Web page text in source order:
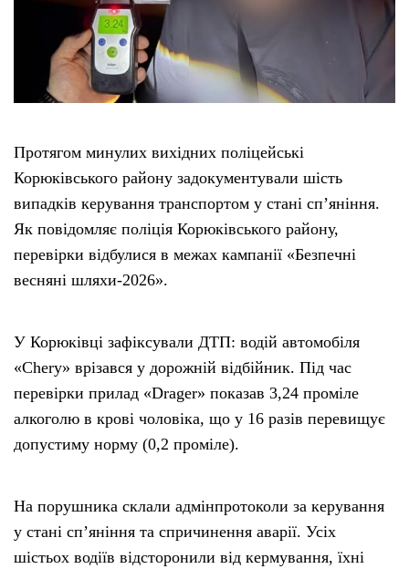
Етичний кодекс
Рекламні прайси
Бюджет
Тендери
Контакти
Протягом минулих вихідних поліцейські
Корюківського району задокументували шість
випадків керування транспортом у стані сп’яніння.
Як повідомляє поліція Корюківського району,
перевірки відбулися в межах кампанії «Безпечні
весняні шляхи-2026».
У Корюківці зафіксували ДТП: водій автомобіля
«Chery» врізався у дорожній відбійник. Під час
перевірки прилад «Drager» показав 3,24 проміле
алкоголю в крові чоловіка, що у 16 разів перевищує
допустиму норму (0,2 проміле).
На порушника склали адмінпротоколи за керування
у стані сп’яніння та спричинення аварії. Усіх
шістьох водіїв відсторонили від кермування, їхні